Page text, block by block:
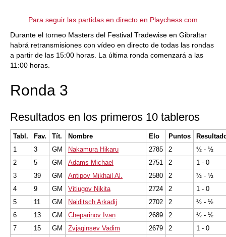
Para seguir las partidas en directo en Playchess.com
Durante el torneo Masters del Festival Tradewise en Gibraltar
habrá retransmisiones con vídeo en directo de todas las rondas
a partir de las 15:00 horas. La última ronda comenzará a las
11:00 horas.
Ronda 3
Resultados en los primeros 10 tableros
Tabl. Fav. Tít. Nombre Elo Puntos
1
3 GM Nakamura Hikaru 2785 2
½ - ½
2
5 GM Adams Michael 2751 2
1 - 0
3
39 GM Antipov Mikhail Al. 2580 2
½ - ½
4
9 GM Vitiugov Nikita 2724 2
1 - 0
5
11 GM Naiditsch Arkadij 2702 2
½ - ½
6
13 GM Cheparinov Ivan 2689 2
½ - ½
7
15 GM Zvjaginsev Vadim 2679 2
1 - 0